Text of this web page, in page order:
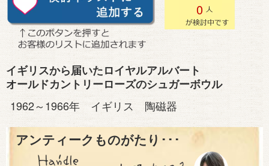
0
イギリスから届いたロイヤルアルバート
オールドカントリーローズのシュガーボウル
1962～1966年 イギリス 陶磁器
アンティークものがたり･･･